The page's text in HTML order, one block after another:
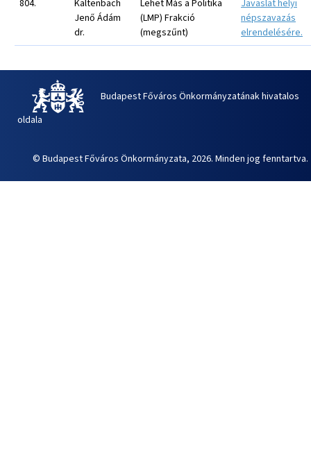
804.
Kaltenbach
Jenő Ádám
dr.
Lehet Más a Politika
(LMP) Frakció
(megszűnt)
Javaslat helyi
népszavazás
elrendelésére.
Budapest Főváros Önkormányzatának hivatalos
oldala
© Budapest Főváros Önkormányzata, 2026. Minden jog fenntartva.